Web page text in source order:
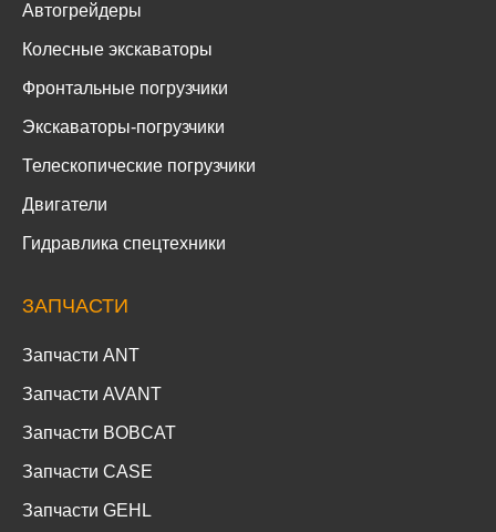
Автогрейдеры
Колесные экскаваторы
Фронтальные погрузчики
Экскаваторы-погрузчики
Телескопические погрузчики
Двигатели
Гидравлика спецтехники
ЗАПЧАСТИ
Запчасти ANT
Запчасти AVANT
Запчасти BOBCAT
Запчасти CASE
Запчасти GEHL